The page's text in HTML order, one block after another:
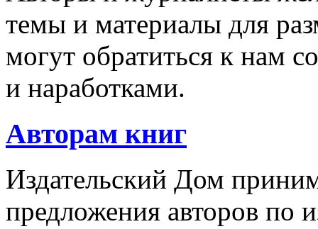
темы и материалы для
могут обратиться к нам
и наработками.
Авторам книг
Издательский Дом
предложения авторов по